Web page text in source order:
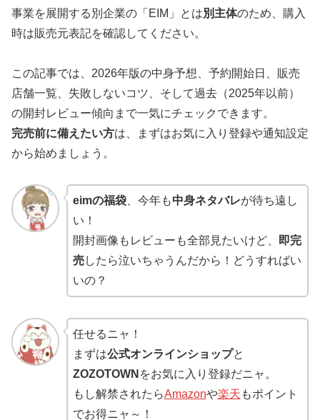
事業を展開する別企業の「EIM」とは別主体のため、購入
時は販売元表記を確認してください。
この記事では、2026年版の中身予想、予約開始日、販売
店舗一覧、失敗しないコツ、そして過去（2025年以前）
の開封レビュー傾向まで一気にチェックできます。
完売前に備えたい方は、まずはお気に入り登録や通知設定
から始めましょう。
eimの福袋、今年も中身ネタバレが待ち遠し
い！
開封画像もレビューも全部見たいけど、
即完
売したら泣いちゃうんだから！どうすればい
いの？
任せるニャ！
まずは公式オンラインショップと
ZOZOTOWN をお気に入り登録だニャ。
もし解禁されたらAmazonや楽天 もポイント
でお得ニャ～！